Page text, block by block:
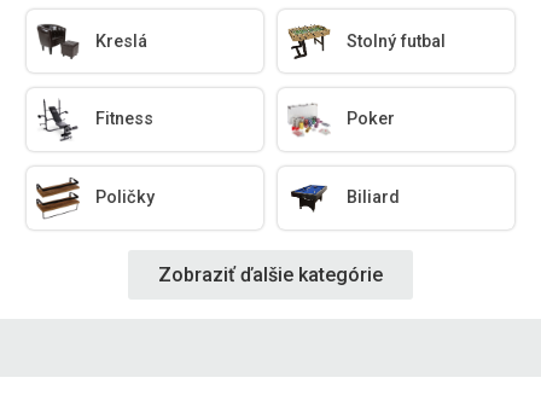
Kreslá Stolný futbal
Fitness Poker
Poličky Biliard
Zobraziť ďalšie kategórie